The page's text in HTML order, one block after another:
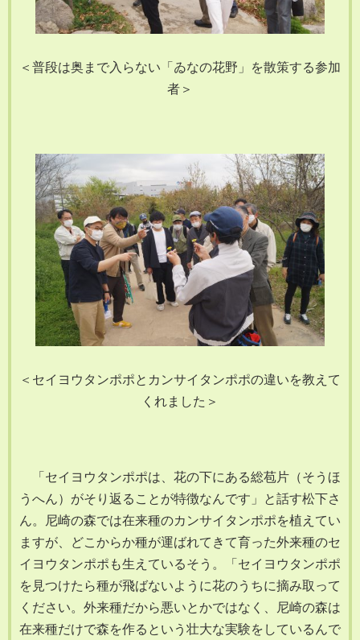
＜普段は奥まで入らない「ゐなの花野」を散策する参加
者＞
＜セイヨウタンポポとカンサイタンポポの違いを教えて
くれました＞
「セイヨウタンポポは、花の下にある総苞片（そうほ
うへん）がそり返ることが特徴なんです」と話す松下さ
ん。尼崎の森では在来種のカンサイタンポポを植えてい
ますが、どこからか種が運ばれてきて育った外来種のセ
イヨウタンポポも生えているそう。「セイヨウタンポポ
を見つけたら種が飛ばないように花のうちに摘み取って
ください。外来種だから悪いとかではなく、尼崎の森は
在来種だけで森を作るという壮大な実験をしているんで